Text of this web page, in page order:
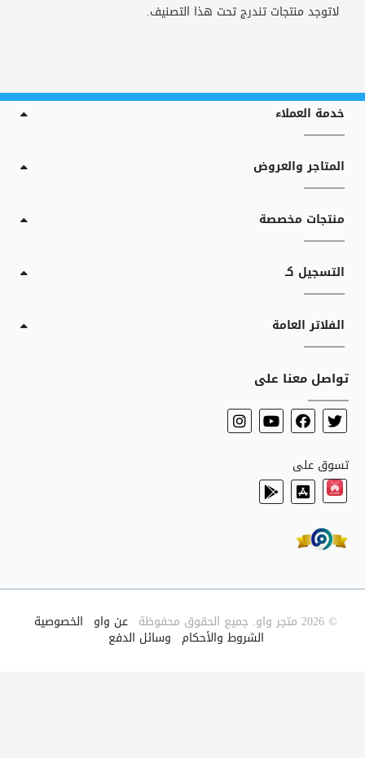
لاتوجد منتجات تندرج تحت هذا التصنيف.
خدمة العملاء
المتاجر والعروض
منتجات مخصصة
التسجيل كـ
الفلاتر العامة
تواصل معنا على
تسوق على
© 2026 متجر واو. جميع الحقوق محفوظة عن واو| الخصوصية|
الشروط والأحكام| وسائل الدفع|